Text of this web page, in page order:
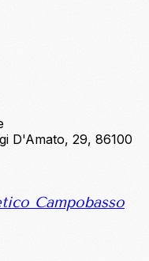
D'Amato, 29, 86100
Campobasso